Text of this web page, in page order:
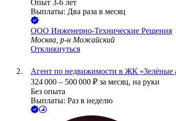
Опыт 3-6 лет
Выплаты: Два раза в месяц
ООО Инженерно-Технические Решения
Москва, р-н Можайский
Откликнуться
Агент по недвижимости в ЖК «Зелёные
324 000 – 500 000 ₽ за месяц, на руки
Без опыта
Выплаты: Раз в неделю